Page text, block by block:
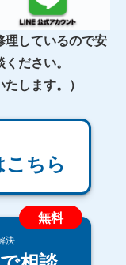
理しているので安
ださい。
します。）
こちら
決